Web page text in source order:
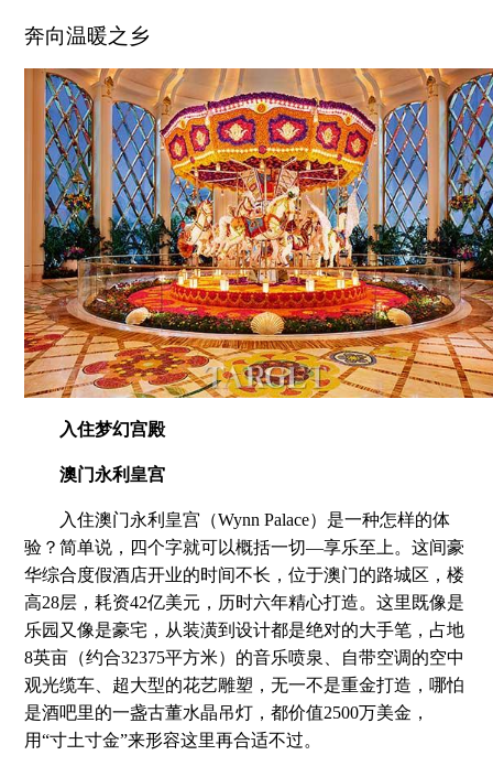
奔向温暖之乡
入住梦幻宫殿
澳门永利皇宫
入住澳门永利皇宫（Wynn Palace）是一种怎样的体
验？简单说，四个字就可以概括一切—享乐至上。这间豪
华综合度假酒店开业的时间不长，位于澳门的路城区，楼
高28层，耗资42亿美元，历时六年精心打造。这里既像是
乐园又像是豪宅，从装潢到设计都是绝对的大手笔，占地
8英亩（约合32375平方米）的音乐喷泉、自带空调的空中
观光缆车、超大型的花艺雕塑，无一不是重金打造，哪怕
是酒吧里的一盏古董水晶吊灯，都价值2500万美金，
用“寸土寸金”来形容这里再合适不过。